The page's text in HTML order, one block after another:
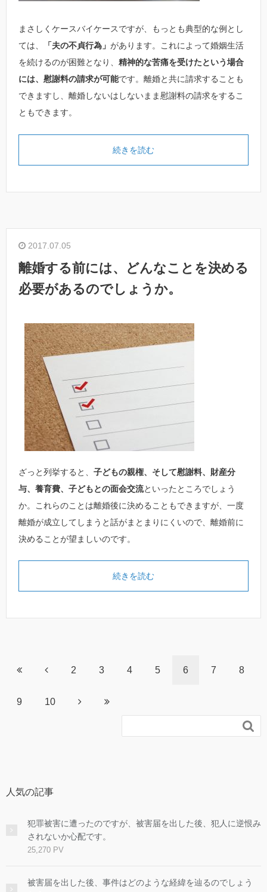
まさしくケースバイケースですが、もっとも典型的な例とし
ては、
「夫の不貞行為」 があります。これによって婚姻生活
を続けるのが困難となり、 精神的な苦痛を受けたという場合
には、慰謝料の請求が可能です。離婚と共に請求することも
できますし、離婚しないはしないまま慰謝料の請求をするこ
ともできます。
続きを読む
2017.07.05
離婚する前には、どんなことを決める
必要があるのでしょうか。
ざっと列挙すると、 子どもの親権、そして慰謝料、財産分
与、養育費、子どもとの面会交流といったところでしょう
か。これらのことは離婚後に決めることもできますが、一度
離婚が成立してしまうと話がまとまりにくいので、離婚前に
決めることが望ましいのです。
続きを読む
2 3 4 5 6 7 8
9 10

人気の記事
犯罪被害に遭ったのですが、被害届を出した後、犯人に逆恨み
されないか心配です。
25,270 PV
被害届を出した後、事件はどのような経緯を辿るのでしょう